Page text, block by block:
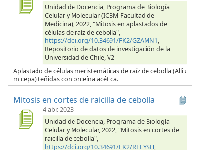
Unidad de Docencia, Programa de Biología
Celular y Molecular (ICBM-Facultad de
Medicina), 2022, "Mitosis en aplastados de
células de raíz de cebolla",
https://doi.org/10.34691/FK2/GZAMN1,
Repositorio de datos de investigación de la
Universidad de Chile, V2
Aplastado de células meristemáticas de raíz de cebolla (Alliu
m cepa) teñidas con orceína acética.
Mitosis en cortes de raicilla de cebolla
4 abr. 2023
Unidad de Docencia, Programa de Biología
Celular y Molecular, 2022, "Mitosis en cortes de
raicilla de cebolla",
https://doi.org/10.34691/FK2/RELYSH,